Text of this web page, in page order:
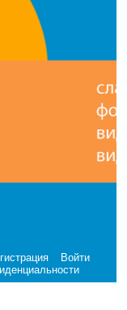
Войти